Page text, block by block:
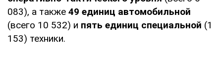
083), а также 49 единиц автомобильной
(всего 10 532) и пять единиц специальной (1
153) техники.